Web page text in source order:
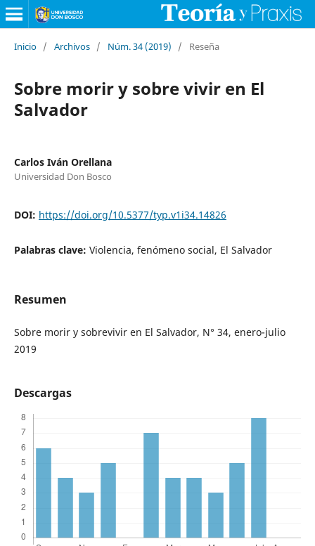
Inicio / Archivos / Núm. 34 (2019) / Reseña
Sobre morir y sobre vivir en El
Salvador
Carlos Iván Orellana
Universidad Don Bosco
DOI: https://doi.org/10.5377/typ.v1i34.14826
Palabras clave: Violencia, fenómeno social, El Salvador
Resumen
Sobre morir y sobrevivir en El Salvador, N° 34, enero-julio
2019
Descargas